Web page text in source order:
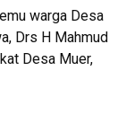
warga Desa
Drs H Mahmud
Desa Muer,